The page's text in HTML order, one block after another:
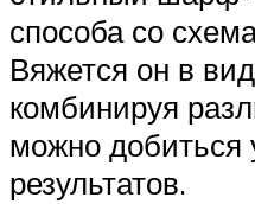
способа со
Вяжется он в
комбинируя
можно добиться
результатов.